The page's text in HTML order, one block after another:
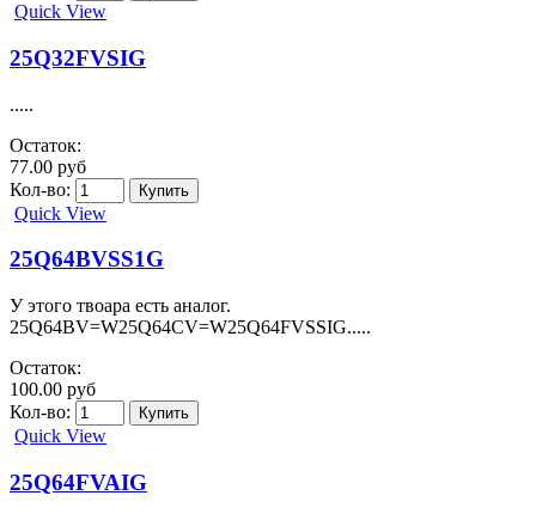
Quick View
25Q32FVSIG
.....
Остаток:
77.00 руб
Кол-во:
Quick View
25Q64BVSS1G
У этого твоара есть аналог.
25Q64BV=W25Q64CV=W25Q64FVSSIG.....
Остаток:
100.00 руб
Кол-во:
Quick View
25Q64FVAIG